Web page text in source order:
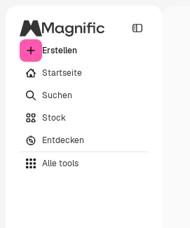
Erstellen
Startseite
Suchen
Stock
Entdecken
Alle tools